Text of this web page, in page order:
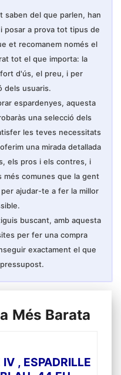
saben del que parlen, han
posar a prova tot tipus de
et recomanem només el
tot el que importa: la
d'ús, el preu, i per
dels usuaris.
espardenyes, aquesta
una selecció dels
les teves necessitats
una mirada detallada
els pros i els contres, i
més comunes que la gent
ajudar-te a fer la millor
buscant, amb aquesta
per fer una compra
exactament el que
Més Barata
, ESPADRILLE